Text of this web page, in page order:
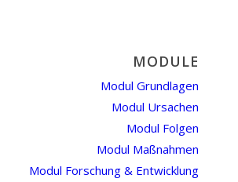
MODULE
Modul Grundlagen
Modul Ursachen
Modul Folgen
Modul Maßnahmen
Modul Forschung & Entwicklung